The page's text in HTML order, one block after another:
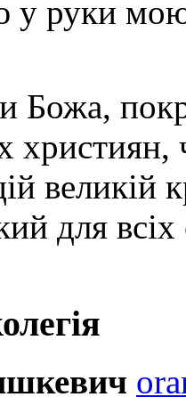
у руки
Божа,
великій
для